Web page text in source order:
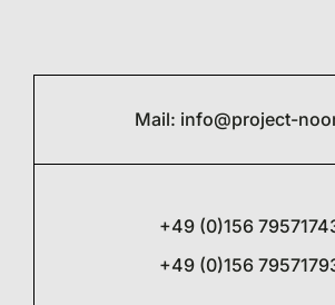
Mail: info@project-
+49 (0)156
+49 (0)156